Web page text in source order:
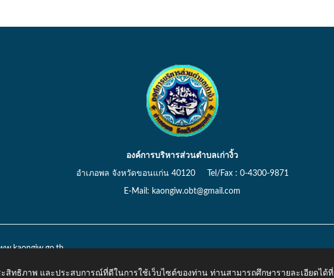
องค์การบริหารส่วนตำบลเก่างิ้ว
อำเภอพล จังหวัดขอนแก่น 40120 Tel/Fax : 0-4300-9871
E-Mail: kaongiw.obt@gmail.com
สิทธิภาพ และประสบการณ์ที่ดีในการใช้เว็บไซต์ของท่าน ท่านสามารถศึกษารายละเอียดได้ที่